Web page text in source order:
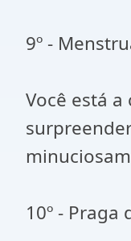
9º -
Você está
10º - Praga